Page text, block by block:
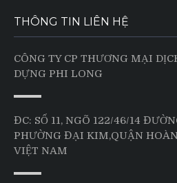
THÔNG TIN LIÊN HỆ
CÔNG TY CP THƯƠNG MẠI
DỰNG PHI LONG
ĐC: SỐ 11, NGÕ 122/46/14
PHƯỜNG ĐẠI KIM,QUẬN
VIỆT NAM